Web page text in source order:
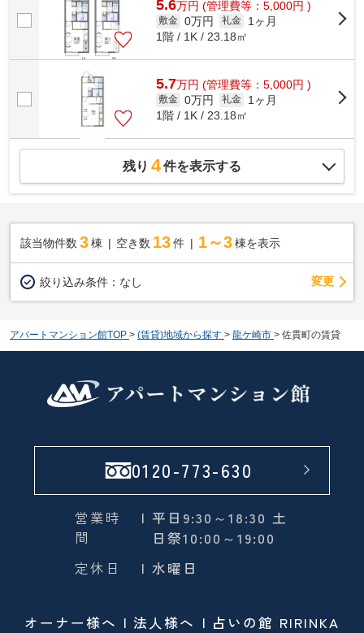
5.6万円 (管理費等：5,000円 )
敷金 0万円 礼金
1ヶ月
1階 / 1K / 23.18㎡
5.7万円 (管理費等：5,000円 )
敷金 0万円 礼金
1ヶ月
1階 / 1K / 23.18㎡
残り 4件を表示する
該当物件数 3棟 空き数 13 件 1～3 棟を表示
絞り込み条件： なし 変更
アパートマンション館TOP > (賃貸)地域から探す > 龍ケ崎市 > 佐貫町の賃貸
0120-773-630
営業時
間
| 平日9:30～18:30 土
日祭10:00～19:00
定休日
| 水曜日
オーナー様へ 法人様へ 占いの館 RIRINKA